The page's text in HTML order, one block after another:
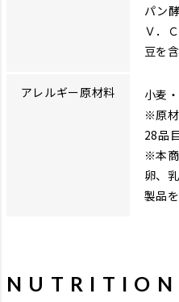
パン
Ｖ．
豆を含
アレルギー原材料
小麦
※原
28品
※本商
卵、
製品
NUTRITION